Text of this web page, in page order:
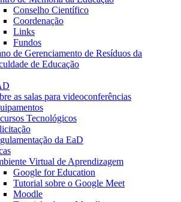
Conselho Científico
Coordenação
Links
Fundos
de Gerenciamento de Resíduos da
de Educação
as salas para videoconferências
Tecnológicos
da EaD
Virtual de Aprendizagem
Google for Education
Tutorial sobre o Google Meet
Moodle